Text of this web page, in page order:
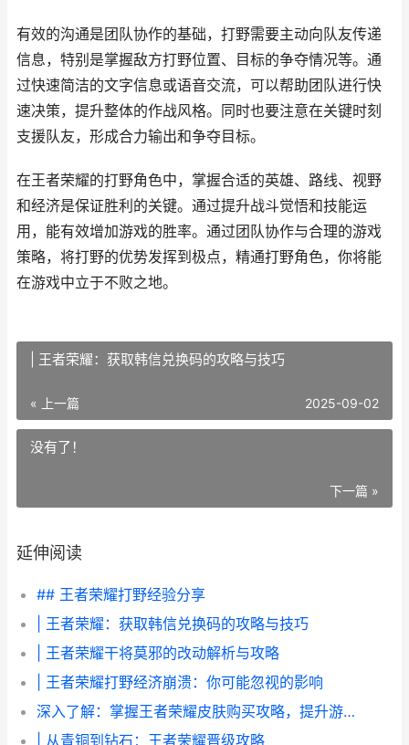
有效的沟通是团队协作的基础，打野需要主动向队友传递
信息，特别是掌握敌方打野位置、目标的争夺情况等。通
过快速简洁的文字信息或语音交流，可以帮助团队进行快
速决策，提升整体的作战风格。同时也要注意在关键时刻
支援队友，形成合力输出和争夺目标。
在王者荣耀的打野角色中，掌握合适的英雄、路线、视野
和经济是保证胜利的关键。通过提升战斗觉悟和技能运
用，能有效增加游戏的胜率。通过团队协作与合理的游戏
策略，将打野的优势发挥到极点，精通打野角色，你将能
在游戏中立于不败之地。
| 王者荣耀：获取韩信兑换码的攻略与技巧
« 上一篇 2025-09-02
没有了！
下一篇 »
延伸阅读
## 王者荣耀打野经验分享
| 王者荣耀：获取韩信兑换码的攻略与技巧
| 王者荣耀干将莫邪的改动解析与攻略
| 王者荣耀打野经济崩溃：你可能忽视的影响
深入了解：掌握王者荣耀皮肤购买攻略，提升游戏体验
| 从青铜到钻石：王者荣耀晋级攻略